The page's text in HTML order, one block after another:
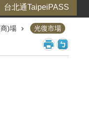
台北通TaipeiPASS
)場 光復市場